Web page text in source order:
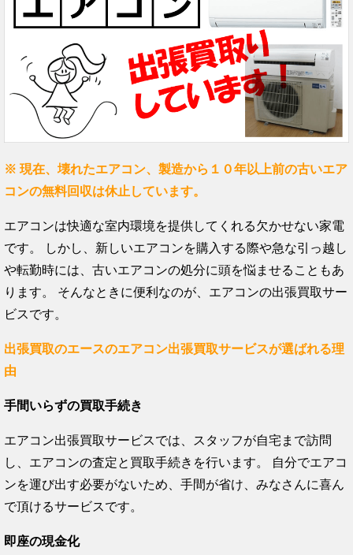
※ 現在、壊れたエアコン、製造から１０年以上前の古いエア
コンの無料回収は休止しています。
エアコンは快適な室内環境を提供してくれる欠かせない家電
です。 しかし、新しいエアコンを購入する際や急な引っ越し
や転勤時には、古いエアコンの処分に頭を悩ませることもあ
ります。 そんなときに便利なのが、エアコンの出張買取サー
ビスです。
出張買取のエースのエアコン出張買取サービスが選ばれる理
由
手間いらずの買取手続き
エアコン出張買取サービスでは、スタッフが自宅まで訪問
し、エアコンの査定と買取手続きを行います。 自分でエアコ
ンを運び出す必要がないため、手間が省け、みなさんに喜ん
で頂けるサービスです。
即座の現金化